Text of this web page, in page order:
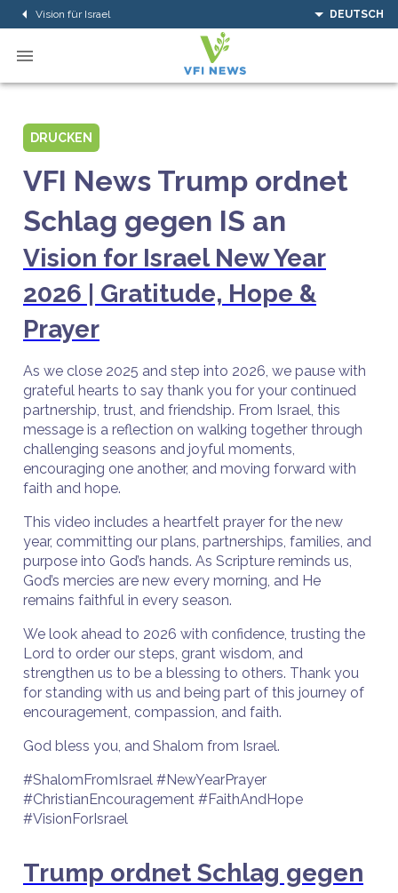
Vision für Israel DEUTSCH
DRUCKEN
VFI News Trump ordnet
Schlag gegen IS an
Vision for Israel New Year
2026 | Gratitude, Hope &
Prayer
As we close 2025 and step into 2026, we pause with
grateful hearts to say thank you for your continued
partnership, trust, and friendship. From Israel, this
message is a reflection on walking together through
challenging seasons and joyful moments,
encouraging one another, and moving forward with
faith and hope.
This video includes a heartfelt prayer for the new
year, committing our plans, partnerships, families, and
purpose into God’s hands. As Scripture reminds us,
God’s mercies are new every morning, and He
remains faithful in every season.
We look ahead to 2026 with confidence, trusting the
Lord to order our steps, grant wisdom, and
strengthen us to be a blessing to others. Thank you
for standing with us and being part of this journey of
encouragement, compassion, and faith.
God bless you, and Shalom from Israel.
#ShalomFromIsrael #NewYearPrayer
#ChristianEncouragement #FaithAndHope
#VisionForIsrael
Trump ordnet Schlag gegen